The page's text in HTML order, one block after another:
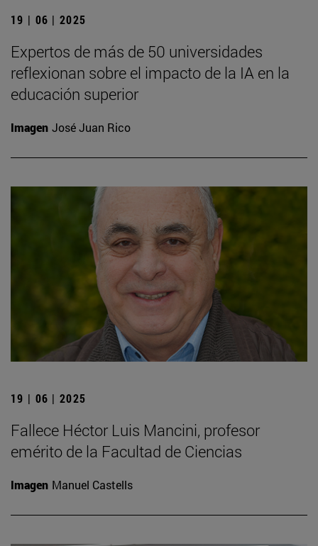
19 | 06 | 2025
Expertos de más de 50 universidades
reflexionan sobre el impacto de la IA en la
educación superior
Imagen José Juan Rico
19 | 06 | 2025
Fallece Héctor Luis Mancini, profesor
emérito de la Facultad de Ciencias
Imagen Manuel Castells